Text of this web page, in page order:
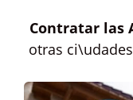
Contratar las
otras